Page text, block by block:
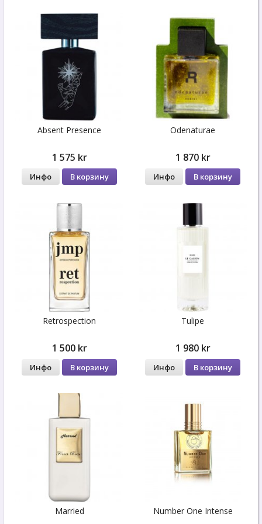
Absent Presence
1 575 kr
Инфо В корзину
Odenaturae
1 870 kr
Инфо В корзину
Retrospection
1 500 kr
Инфо В корзину
Tulipe
1 980 kr
Инфо В корзину
Married Number One Intense